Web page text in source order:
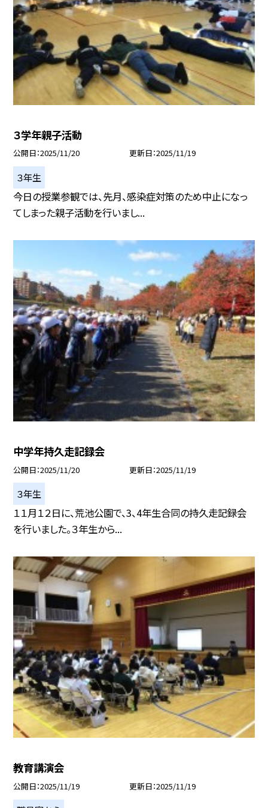
３学年親子活動
公開日 2025/11/20 更新日 2025/11/19
３年生
今日の授業参観では、先月、感染症対策のため中止になっ
てしまった親子活動を行いまし...
中学年持久走記録会
公開日 2025/11/20 更新日 2025/11/19
３年生
１１月１２日に、荒池公園で、3、4年生合同の持久走記録会
を行いました。３年生から...
教育講演会
公開日 2025/11/19 更新日 2025/11/19